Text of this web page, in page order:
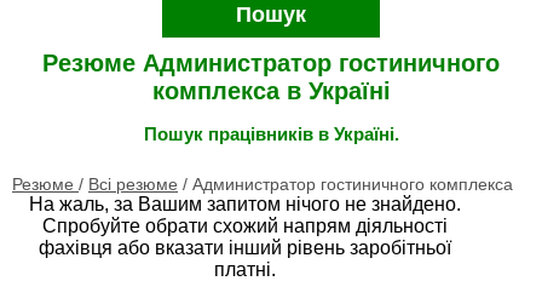
Пошук
Резюме Администратор гостиничного
комплекса в Україні
Пошук працівників в Україні.
Резюме / Всі резюме / Администратор гостиничного комплекса
На жаль, за Вашим запитом нічого не знайдено.
Спробуйте обрати схожий напрям діяльності
фахівця або вказати інший рівень заробітньої
платні.